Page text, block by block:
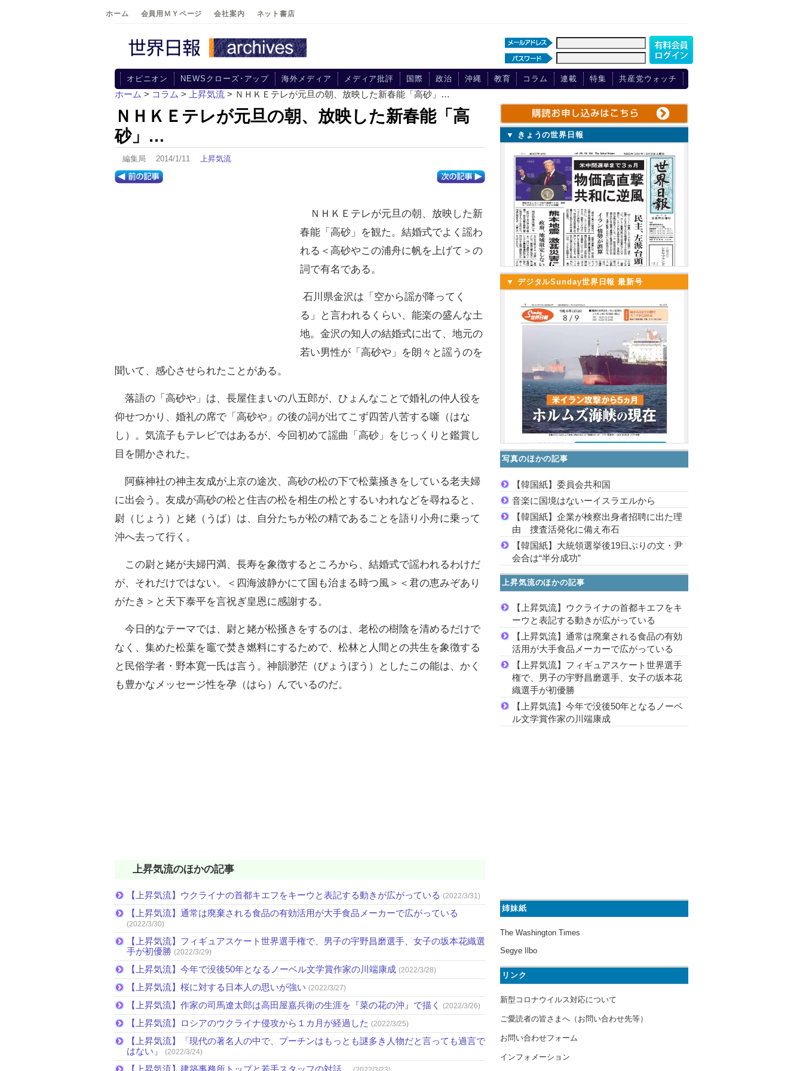
ホーム 会員用ＭＹページ 会社案内 ネット書店
オピニオン NEWSクローズ･アップ 海外メディア メディア批評 国際 政治 沖縄 教育 コラム 連載 特集 共産党ウォッチ
ホーム > コラム > 上昇気流 > ＮＨＫＥテレが元旦の朝、放映した新春能「高砂」…
ＮＨＫＥテレが元旦の朝、放映した新春能「高
砂」…
編集局 2014/1/11 上昇気流
ＮＨＫＥテレが元旦の朝、放映した新
春能「高砂」を観た。結婚式でよく謡わ
れる＜高砂やこの浦舟に帆を上げて＞の
詞で有名である。
石川県金沢は「空から謡が降ってく
る」と言われるくらい、能楽の盛んな土
地。金沢の知人の結婚式に出て、地元の
若い男性が「高砂や」を朗々と謡うのを
聞いて、感心させられたことがある。
落語の「高砂や」は、長屋住まいの八五郎が、ひょんなことで婚礼の仲人役を
仰せつかり、婚礼の席で「高砂や」の後の詞が出てこず四苦八苦する噺（はな
し）。気流子もテレビではあるが、今回初めて謡曲「高砂」をじっくりと鑑賞し
目を開かされた。
阿蘇神社の神主友成が上京の途次、高砂の松の下で松葉掻きをしている老夫婦
に出会う。友成が高砂の松と住吉の松を相生の松とするいわれなどを尋ねると、
尉（じょう）と姥（うば）は、自分たちが松の精であることを語り小舟に乗って
沖へ去って行く。
この尉と姥が夫婦円満、長寿を象徴するところから、結婚式で謡われるわけだ
が、それだけではない。＜四海波静かにて国も治まる時つ風＞＜君の恵みぞあり
がたき＞と天下泰平を言祝ぎ皇恩に感謝する。
今日的なテーマでは、尉と姥が松掻きをするのは、老松の樹陰を清めるだけで
なく、集めた松葉を竈で焚き燃料にするためで、松林と人間との共生を象徴する
と民俗学者・野本寛一氏は言う。神韻渺茫（びょうぼう）としたこの能は、かく
も豊かなメッセージ性を孕（はら）んでいるのだ。
上昇気流のほかの記事
【上昇気流】ウクライナの首都キエフをキーウと表記する動きが広がっている (2022/3/31)
【上昇気流】通常は廃棄される食品の有効活用が大手食品メーカーで広がっている
(2022/3/30)
【上昇気流】フィギュアスケート世界選手権で、男子の宇野昌磨選手、女子の坂本花織選
手が初優勝 (2022/3/29)
【上昇気流】今年で没後50年となるノーベル文学賞作家の川端康成 (2022/3/28)
【上昇気流】桜に対する日本人の思いが強い (2022/3/27)
【上昇気流】作家の司馬遼太郎は高田屋嘉兵衛の生涯を『菜の花の沖』で描く (2022/3/26)
【上昇気流】ロシアのウクライナ侵攻から１カ月が経過した (2022/3/25)
【上昇気流】「現代の著名人の中で、プーチンはもっとも謎多き人物だと言っても過言で
はない」
(2022/3/24)
【上昇気流】建築事務所トップと若手スタッフの対話。
▼ きょうの世界日報
▼ デジタルSunday世界日報 最新号
写真のほかの記事
【韓国紙】委員会共和国
音楽に国境はないーイスラエルから
【韓国紙】企業が検察出身者招聘に出た理
由 捜査活発化に備え布石
【韓国紙】大統領選挙後19日ぶりの文・尹
会合は“半分成功”
上昇気流のほかの記事
【上昇気流】ウクライナの首都キエフをキ
ーウと表記する動きが広がっている
【上昇気流】通常は廃棄される食品の有効
活用が大手食品メーカーで広がっている
【上昇気流】フィギュアスケート世界選手
権で、男子の宇野昌磨選手、女子の坂本花
織選手が初優勝
【上昇気流】今年で没後50年となるノーベ
ル文学賞作家の川端康成
姉妹紙
The Washington Times
Segye Ilbo
リンク
新型コロナウイルス対応について
ご愛読者の皆さまへ（お問い合わせ先等）
お問い合わせフォーム
インフォメーション